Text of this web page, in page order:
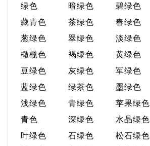
绿色 暗绿色 碧绿色
藏青色
茶绿色 春绿色
葱绿色
翠绿色 淡绿色
橄榄色
褐绿色 黄绿色
豆绿色
灰绿色 军绿色
蓝绿色
绿茶色 墨绿色
浅绿色
青绿色 苹果绿色
青色
深绿色 水晶绿色
叶绿色
石绿色 松石绿色